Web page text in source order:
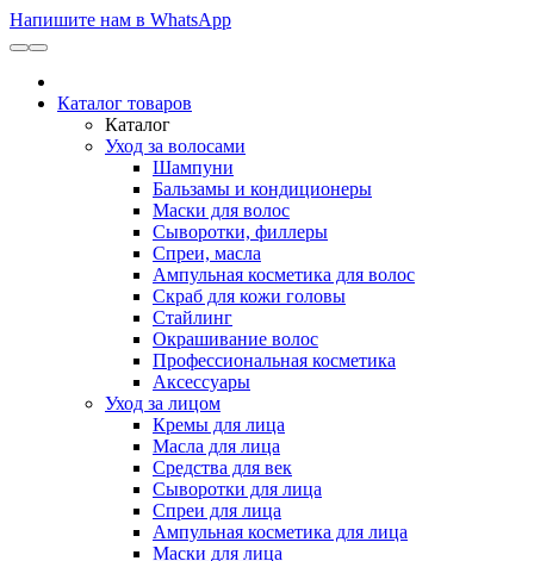
Напишите нам в WhatsApp
Каталог товаров
Каталог
Уход за волосами
Шампуни
Бальзамы и кондиционеры
Маски для волос
Сыворотки, филлеры
Спреи, масла
Ампульная косметика для волос
Скраб для кожи головы
Стайлинг
Окрашивание волос
Профессиональная косметика
Аксессуары
Уход за лицом
Кремы для лица
Масла для лица
Средства для век
Сыворотки для лица
Спреи для лица
Ампульная косметика для лица
Маски для лица